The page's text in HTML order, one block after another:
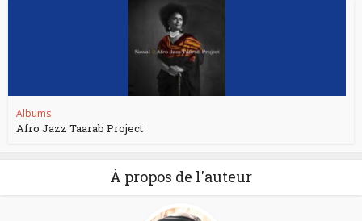
Albums
Afro Jazz Taarab Project
À propos de l'auteur